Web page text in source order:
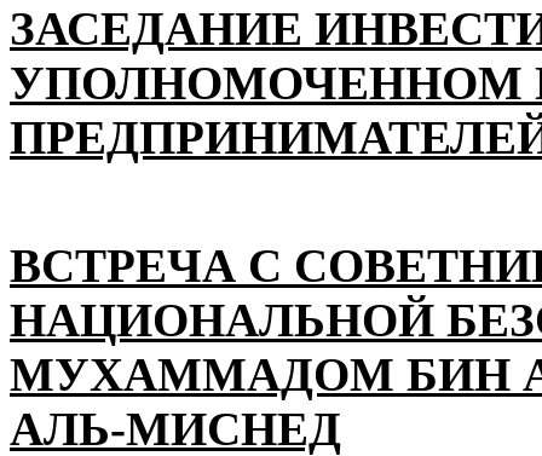
ЗАСЕДАНИЕ
УПОЛНОМОЧЕННОМ
ВСТРЕЧА С
НАЦИОНАЛЬНОЙ
МУХАММАДОМ БИН
АЛЬ-МИСНЕД